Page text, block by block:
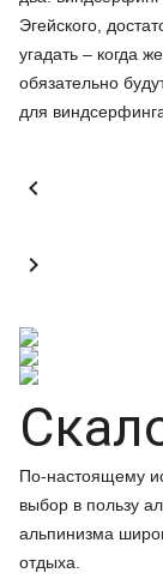
Эгейского,
угадать – когда
обязательно
для


По-настоящему
выбор в пользу
альпинизма
отдыха.